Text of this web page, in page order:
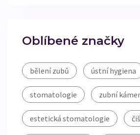
Oblíbené značky
bělení zubů ústní hygiena
stomatologie zubní
estetická stomatologie